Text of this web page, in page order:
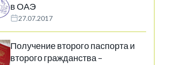
в ОАЭ
27.07.2017
Получение второго паспорта и
второго гражданства –